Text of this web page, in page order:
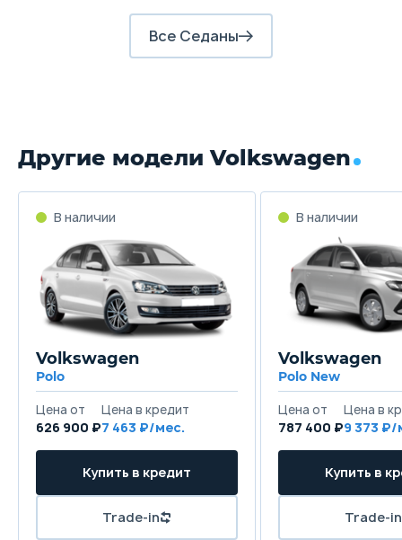
Все Седаны
Другие модели Volkswagen
Volkswagen
Polo
626 900 ₽7 463
Volkswagen
Polo New
787 400 ₽9 373